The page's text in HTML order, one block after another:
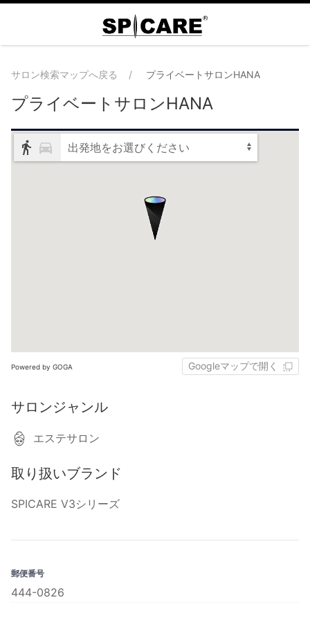
サロン検索マップへ戻る プライベートサロンHANA
プライベートサロンHANA
出発地をお選びください
Powered by GOGA Googleマップで開く
サロンジャンル
エステサロン
取り扱いブランド
SPICARE V3シリーズ
郵便番号
444-0826